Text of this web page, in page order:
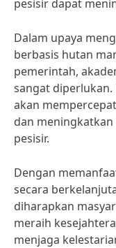
pesisir dapat
Dalam upaya
berbasis hutan
pemerintah,
sangat
akan
dan
pesisir.
Dengan
secara
diharapkan
meraih
menjaga